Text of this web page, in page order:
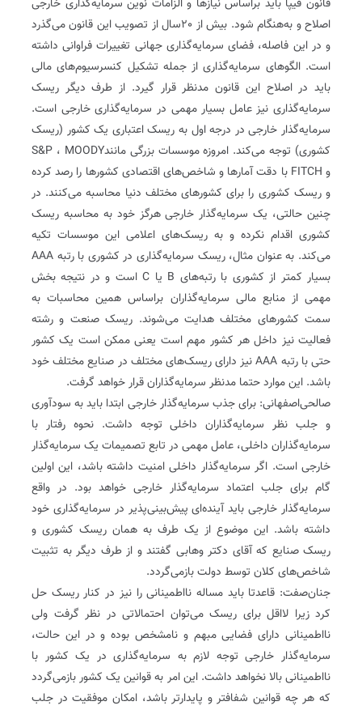
قانون فیپا باید براساس نیازها و الزامات نوین سرمایه‌گذاری خارجی
اصلاح و به‌هنگام شود. بیش از 20سال از تصویب این قانون می‌گذرد
و در این فاصله، فضای سرمایه‌گذاری جهانی تغییرات فراوانی داشته
است. الگوهای سرمایه‌گذاری از جمله تشکیل کنسرسیوم‌های مالی
باید در اصلاح این قانون مدنظر قرار گیرد. از طرف دیگر ریسک
سرمایه‌گذاری نیز عامل بسیار مهمی در سرمایه‌گذاری خارجی است.
سرمایه‌گذار خارجی در درجه اول به ریسک اعتباری یک کشور (ریسک
کشوری) توجه می‌کند. امروزه موسسات بزرگی مانندS&P ، MOODY
و FITCH با دقت آمارها و شاخص‏‌های اقتصادی کشورها را رصد کرده
و ریسک کشوری را برای کشورهای مختلف دنیا محاسبه می‌کنند. در
چنین حالتی، یک سرمایه‌گذار خارجی هرگز خود به محاسبه ریسک
کشوری اقدام نکرده و به ریسک‌‏های اعلامی این موسسات تکیه
می‌کند. به عنوان مثال، ریسک سرمایه‌گذاری در کشوری با رتبه AAA
بسیار کمتر از کشوری با رتبه‌های B یا C است و در نتیجه بخش
مهمی از منابع مالی سرمایه‌گذاران براساس همین محاسبات به
سمت کشورهای مختلف هدایت می‌شوند. ریسک صنعت و رشته
فعالیت نیز داخل هر کشور مهم است یعنی ممکن است یک کشور
حتی با رتبه AAA نیز دارای ریسک‏‌های مختلف در صنایع مختلف خود
باشد. این موارد حتما مدنظر سرمایه‌گذاران قرار خواهد گرفت.
صالحی‌اصفهانی: برای جذب سرمایه‌گذار خارجی ابتدا باید به سودآوری
و جلب نظر سرمایه‌گذاران داخلی توجه داشت. نحوه رفتار با
سرمایه‌گذاران داخلی، عامل مهمی در تابع تصمیمات یک سرمایه‌گذار
خارجی است. اگر سرمایه‌گذار داخلی امنیت داشته باشد، این اولین
گام برای جلب اعتماد سرمایه‌گذار خارجی خواهد بود. در واقع
سرمایه‌گذار خارجی باید آینده‌ای پیش‌بینی‌پذیر در سرمایه‌گذاری خود
داشته باشد. این موضوع از یک طرف به همان ریسک کشوری و
ریسک صنایع که آقای دکتر وهابی گفتند و از طرف دیگر به تثبیت
شاخص‌‏های کلان توسط دولت بازمی‌گردد.
جنان‌صفت: قاعدتا باید مساله نااطمینانی را نیز در کنار ریسک حل
کرد زیرا لااقل برای ریسک می‌توان احتمالاتی در نظر گرفت ولی
نااطمینانی دارای فضایی مبهم و نامشخص بوده و در این حالت،
سرمایه‌گذار خارجی توجه لازم به سرمایه‌گذاری در یک کشور با
نااطمینانی بالا نخواهد داشت. این امر به قوانین یک کشور بازمی‌گردد
که هر چه قوانین شفاف‏تر و پایدارتر باشد، امکان موفقیت در جلب